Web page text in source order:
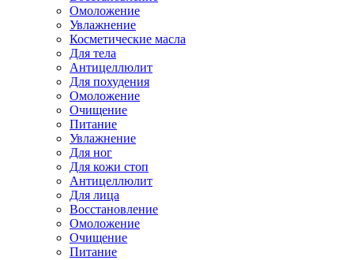
Омоложение
Увлажнение
Косметические масла
Для тела
Антицеллюлит
Для похудения
Омоложение
Очищение
Питание
Увлажнение
Для ног
Для кожи стоп
Антицеллюлит
Для лица
Восстановление
Омоложение
Очищение
Питание